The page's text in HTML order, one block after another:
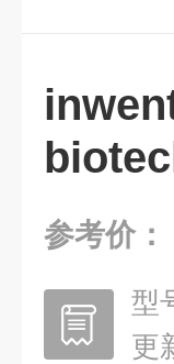
参考价：
型
更